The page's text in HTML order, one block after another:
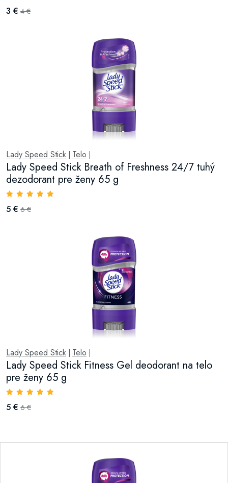
3 € 4 €
Lady Speed Stick Telo
Lady Speed Stick Breath of Freshness 24/7 tuhý
dezodorant pre ženy 65 g
5 € 6 €
Lady Speed Stick Telo
Lady Speed Stick Fitness Gel deodorant na telo
pre ženy 65 g
5 € 6 €